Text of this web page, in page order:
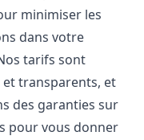
minimiser les
dans votre
tarifs sont
transparents, et
des garanties sur
pour vous donner